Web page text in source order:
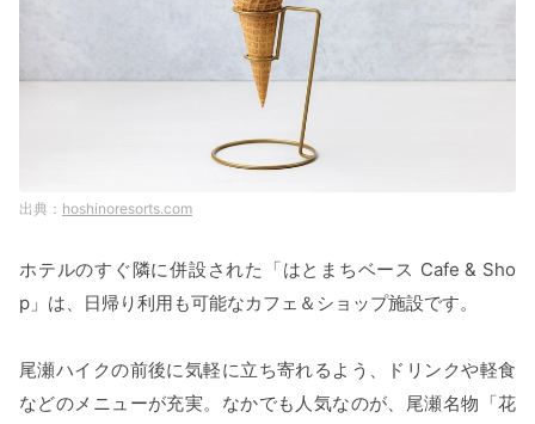
hoshinoresorts.com
ホテルのすぐ隣に併設された「はとまちベース Cafe & Sho
p」は、日帰り利用も可能なカフェ＆ショップ施設です。
尾瀬ハイクの前後に気軽に立ち寄れるよう、ドリンクや軽食
などのメニューが充実。なかでも人気なのが、尾瀬名物「花